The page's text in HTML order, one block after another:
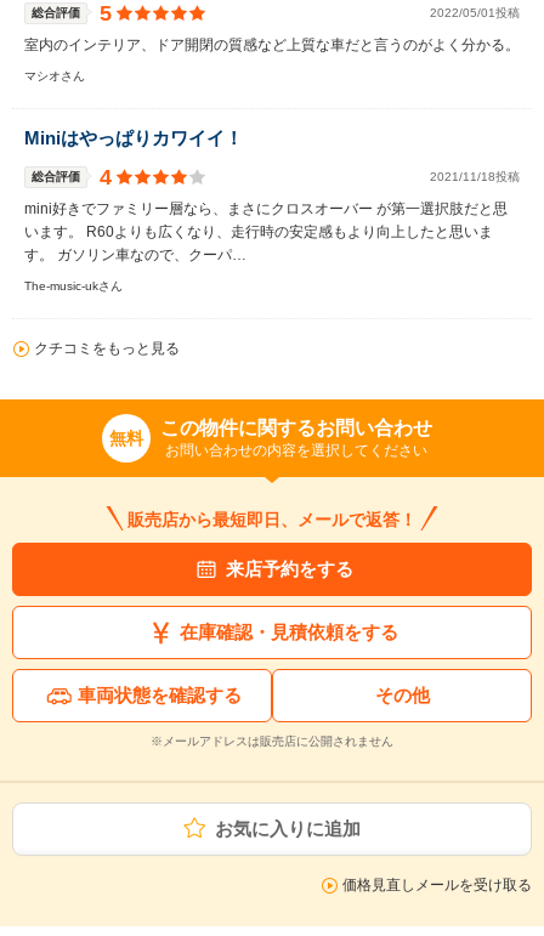
総合評価 5 2022/05/01投稿
室内のインテリア、ドア開閉の質感など上質な車だと言うのがよく分かる。
マシオさん
Miniはやっぱりカワイイ！
総合評価 4 2021/11/18投稿
mini好きでファミリー層なら、まさにクロスオーバー が第一選択肢だと思
います。 R60よりも広くなり、走行時の安定感もより向上したと思いま
す。 ガソリン車なので、クーパ…
The-music-ukさん
クチコミをもっと見る
無料 この物件に関するお問い合わせ
お問い合わせの内容を選択してください
販売店から最短即日、メールで返答！
来店予約をする
在庫確認・見積依頼をする
車両状態を確認する その他
※メールアドレスは販売店に公開されません
お気に入りに追加
価格見直しメールを受け取る